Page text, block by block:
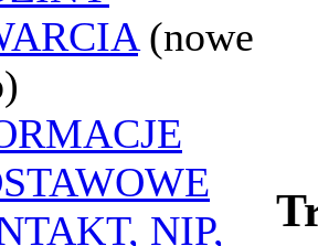
(nowe
NIP,